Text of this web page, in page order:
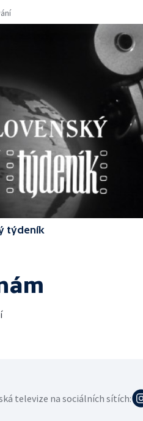
týdeník
televize na sociálních sítích: